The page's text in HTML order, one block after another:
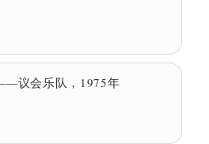
议会乐队，1975年